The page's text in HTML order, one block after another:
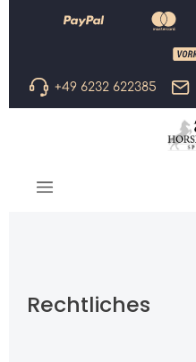
Zum Hauptinhalt springen
+49 6232 622385
Rechtliches